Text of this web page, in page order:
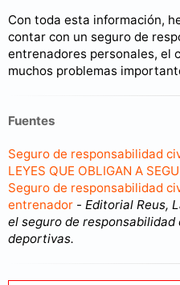
Con toda esta información,
contar con un seguro de
entrenadores personales, el
muchos problemas
Fuentes
Seguro de responsabilidad
LEYES QUE OBLIGAN A
Seguro de responsabilidad
entrenador - Editorial Reus,
el seguro de
deportivas.